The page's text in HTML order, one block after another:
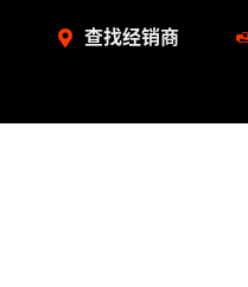
查找经销商